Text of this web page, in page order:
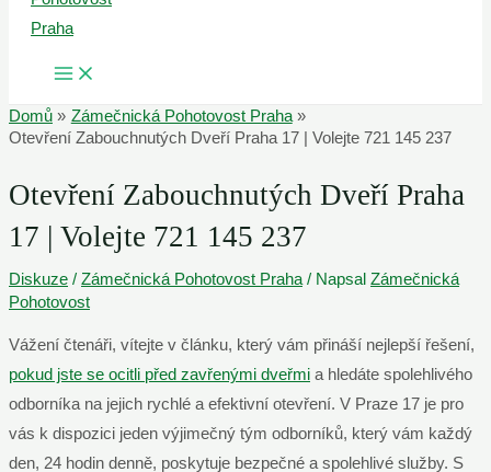
obsah
MAIN
MENU
Domů
Zámečnická Pohotovost Praha
Otevření Zabouchnutých Dveří Praha 17 | Volejte 721 145 237
Otevření Zabouchnutých Dveří Praha
17 | Volejte 721 145 237
Diskuze / Zámečnická Pohotovost Praha / Napsal Zámečnická
Pohotovost
Vážení čtenáři, vítejte v článku, který vám přináší nejlepší řešení,
pokud jste se ocitli před zavřenými dveřmi a hledáte spolehlivého
odborníka na jejich rychlé a efektivní otevření. V Praze 17 je pro
vás k dispozici jeden výjimečný tým odborníků, který vám každý
den, 24 hodin denně, poskytuje bezpečné a spolehlivé služby. S